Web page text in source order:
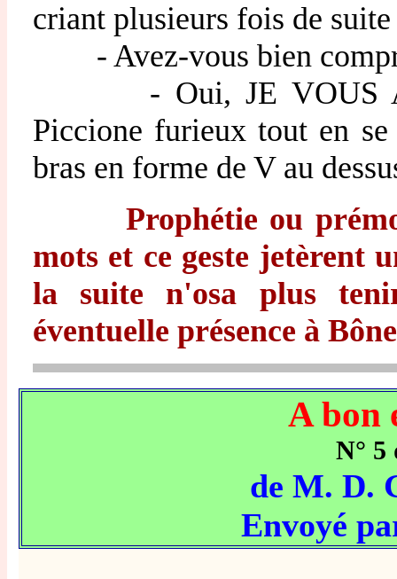
criant plusieurs fois de
- Avez-vous bien
- Oui, JE VOUS AI
Piccione furieux tout en
bras en forme de V au
Prophétie ou
mots et ce geste jetèrent
la suite n'osa plus
éventuelle présence à
A bon
N° 5
de M. D.
Envoyé